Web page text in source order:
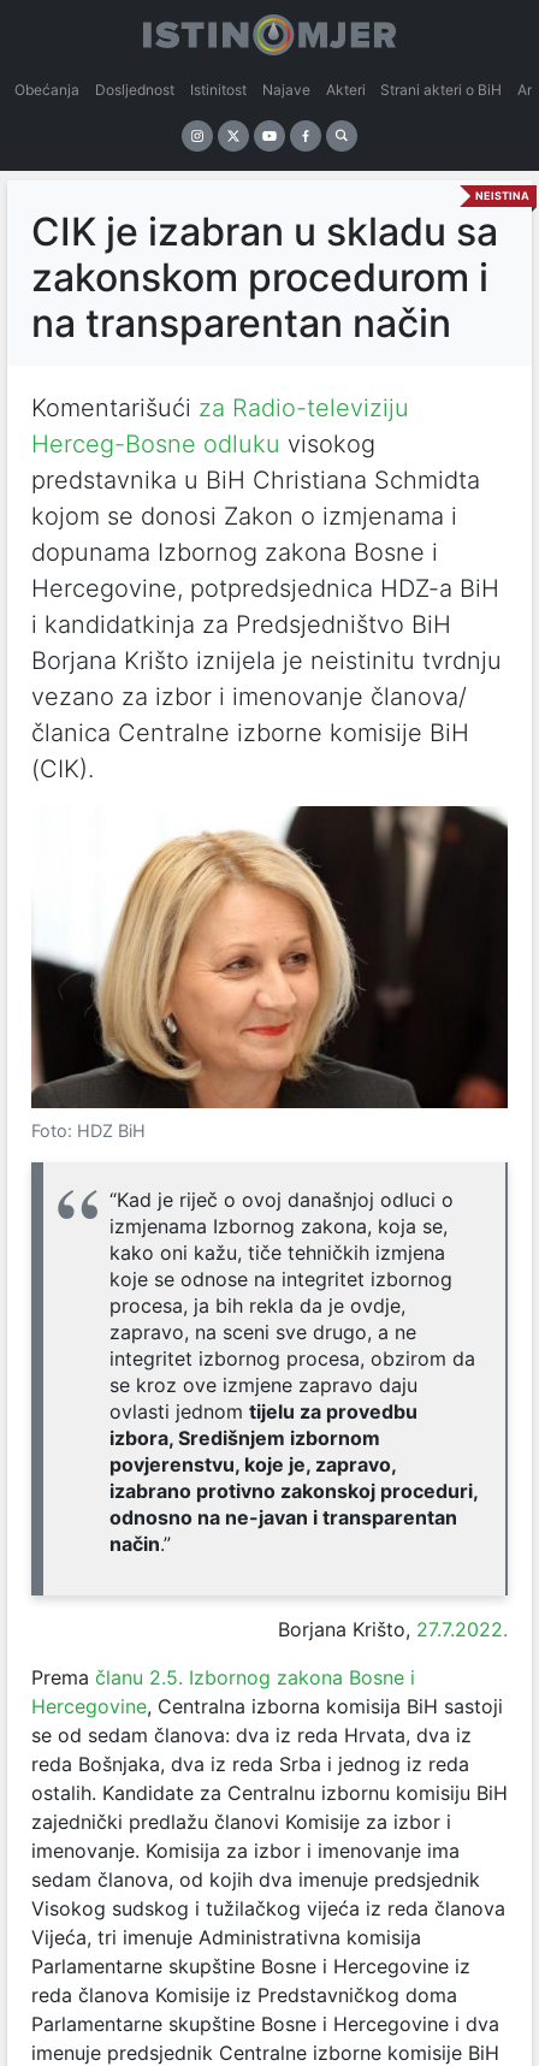
Obećanja Dosljednost Istinitost Najave Akteri Strani akteri o BiH
NEISTINA
CIK je izabran u skladu sa
zakonskom procedurom i
na transparentan način
Komentarišući za Radio-televiziju
Herceg-Bosne odluku visokog
predstavnika u BiH Christiana Schmidta
kojom se donosi Zakon o izmjenama i
dopunama Izbornog zakona Bosne i
Hercegovine, potpredsjednica HDZ-a BiH
i kandidatkinja za Predsjedništvo BiH
Borjana Krišto iznijela je neistinitu tvrdnju
vezano za izbor i imenovanje članova/
članica Centralne izborne komisije BiH
(CIK).
Foto: HDZ BiH
“Kad je riječ o ovoj današnjoj odluci o
izmjenama Izbornog zakona, koja se,
kako oni kažu, tiče tehničkih izmjena
koje se odnose na integritet izbornog
procesa, ja bih rekla da je ovdje,
zapravo, na sceni sve drugo, a ne
integritet izbornog procesa, obzirom da
se kroz ove izmjene zapravo daju
ovlasti jednom tijelu za provedbu
izbora, Središnjem izbornom
povjerenstvu, koje je, zapravo,
izabrano protivno zakonskoj proceduri,
odnosno na ne-javan i transparentan
način.”
Borjana Krišto, 27.7.2022.
Prema članu 2.5. Izbornog zakona Bosne i
Hercegovine, Centralna izborna komisija BiH sastoji
se od sedam članova: dva iz reda Hrvata, dva iz
reda Bošnjaka, dva iz reda Srba i jednog iz reda
ostalih. Kandidate za Centralnu izbornu komisiju BiH
zajednički predlažu članovi Komisije za izbor i
imenovanje. Komisija za izbor i imenovanje ima
sedam članova, od kojih dva imenuje predsjednik
Visokog sudskog i tužilačkog vijeća iz reda članova
Vijeća, tri imenuje Administrativna komisija
Parlamentarne skupštine Bosne i Hercegovine iz
reda članova Komisije iz Predstavničkog doma
Parlamentarne skupštine Bosne i Hercegovine i dva
imenuje predsjednik Centralne izborne komisije BiH